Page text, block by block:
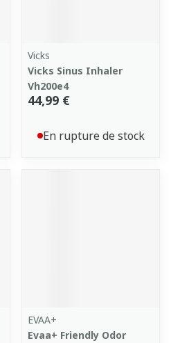
Vicks
Vicks Sinus Inhaler
Vh200e4
44,99 €
En rupture de stock
EVAA+
Evaa+ Friendly Odor